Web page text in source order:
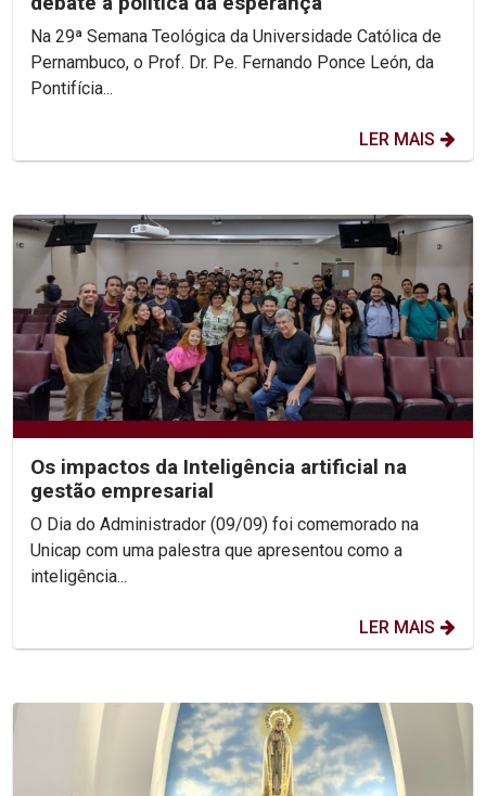
Na 29ª Semana Teológica da Universidade Católica de
Pernambuco, o Prof. Dr. Pe. Fernando Ponce León, da
Pontifícia...
LER MAIS
Os impactos da Inteligência artificial na
gestão empresarial
O Dia do Administrador (09/09) foi comemorado na
Unicap com uma palestra que apresentou como a
inteligência...
LER MAIS